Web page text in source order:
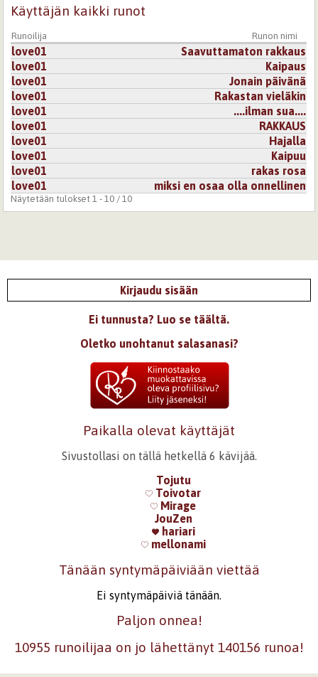
Käyttäjän kaikki runot
Runoilija Runon nimi
love01
Saavuttamaton rakkaus
love01
Kaipaus
love01
Jonain päivänä
love01
Rakastan vieläkin
love01
....ilman sua....
love01
RAKKAUS
love01
Hajalla
love01
Kaipuu
love01
rakas rosa
love01
miksi en osaa olla onnellinen
Näytetään tulokset 1 - 10 / 10
Kirjaudu sisään
Ei tunnusta? Luo se täältä.
Oletko unohtanut salasanasi?
Paikalla olevat käyttäjät
Sivustollasi on tällä hetkellä 6 kävijää.
Tojutu
Toivotar
Mirage
JouZen
hariari
mellonami
Tänään syntymäpäiviään viettää
Ei syntymäpäiviä tänään.
Paljon onnea!
10955 runoilijaa on jo lähettänyt 140156 runoa!